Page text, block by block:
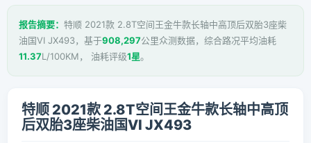
报告摘要： 特顺 2021款 2.8T空间王金牛款长轴中高顶后双胎3座柴
油国VI JX493，基于908,297公里众测数据，综合路况平均油耗
11.37L/100KM， 油耗评级1星。
特顺 2021款 2.8T空间王金牛款长轴中高顶
后双胎3座柴油国VI JX493